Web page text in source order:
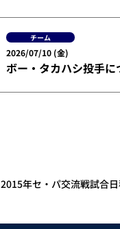
チーム
2026/07/10 (金)
ボー・タカハシ投手に
2015年セ・パ交流戦試合